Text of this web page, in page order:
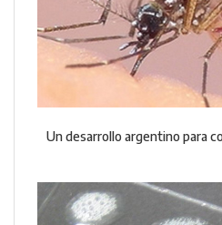
Un desarrollo argentino para